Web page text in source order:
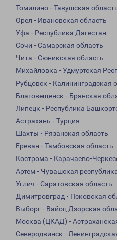
Томилино - Тавушская
Орел - Ивановская область
Уфа - Республика Дагестан
Сочи - Самарская область
Чита - Сюникская область
Михайловка - Удмуртская
Рубцовск - Калининградская
Благовещенск - Брянская
Липецк - Республика
Астрахань - Турция
Шахты - Рязанская область
Ереван - Тамбовская область
Кострома - Карачаево-
Артем - Чувашская
Углич - Саратовская область
Димитровград - Псковская
Выборг - Вайоц Дзорская
Москва (ЦКАД) -
Северодвинск -